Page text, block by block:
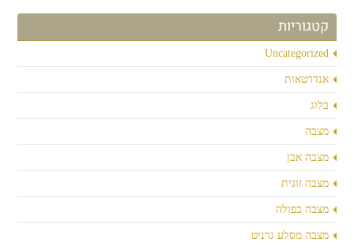
קטגוריות
Uncategorized
אנדרטאות
בלוג
מצבה
מצבה אבן
מצבה זוגית
מצבה כפולה
מצבה מסלע גרניט